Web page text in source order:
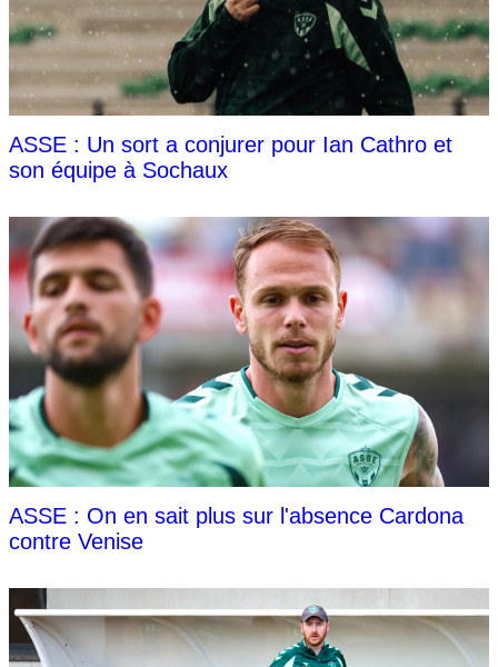
ASSE : Un sort a conjurer pour Ian Cathro et
son équipe à Sochaux
ASSE : On en sait plus sur l'absence Cardona
contre Venise